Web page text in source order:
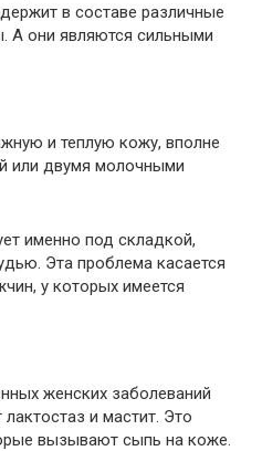
в составе различные
А они являются сильными
и теплую кожу, вполне
или двумя молочными
именно под складкой,
Эта проблема касается
у которых имеется
женских заболеваний
и мастит. Это
вызывают сыпь на коже.